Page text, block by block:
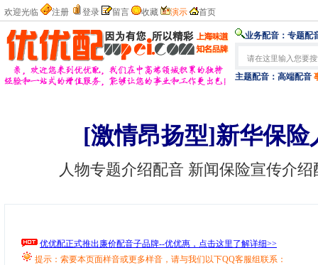
欢迎光临 注册 登录 留言 收藏 演示 首页
业务配音： 专题配
主题配音： 高端配音
[激情昂扬型]新华保险
人物专题介绍配音 新闻保险宣传介
优优配正式推出廉价配音子品牌--优优惠，点击这里了解详细>>
提示：索要本页面样音或更多样音，请与我们以下QQ客服组联系：